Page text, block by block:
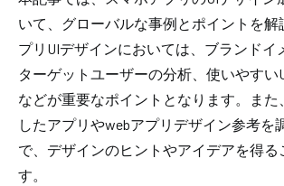
いて、グローバルな事例とポイントを解
プリUIデザインにおいては、ブランドイ
ターゲットユーザーの分析、使いやすい
などが重要なポイントとなります。また
したアプリやwebアプリデザイン参考を
で、デザインのヒントやアイデアを得る
す。